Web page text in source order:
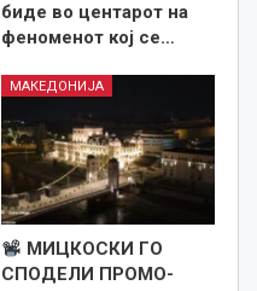
биде во центарот на
феноменот кој се…
МАКЕДОНИЈА
МИЦКОСКИ ГО
СПОДЕЛИ ПРОМО-